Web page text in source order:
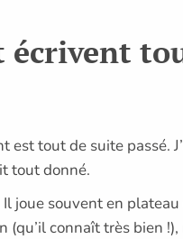
écrivent
est tout de suite passé.
tout donné.
joue souvent en plateau
connaît très bien !),